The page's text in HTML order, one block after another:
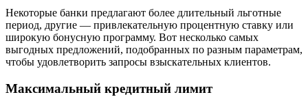
Некоторые банки предлагают более длительный льготные
период, другие — привлекательную процентную ставку или
широкую бонусную программу. Вот несколько самых
выгодных предложений, подобранных по разным параметрам,
чтобы удовлетворить запросы взыскательных клиентов.
Максимальный кредитный лимит